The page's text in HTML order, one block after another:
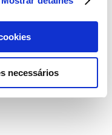
necessários
bolachas